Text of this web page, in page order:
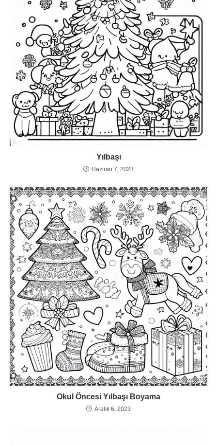
Yılbaşı
Haziran 7, 2023
Okul Öncesi Yılbaşı Boyama
Aralık 6, 2023